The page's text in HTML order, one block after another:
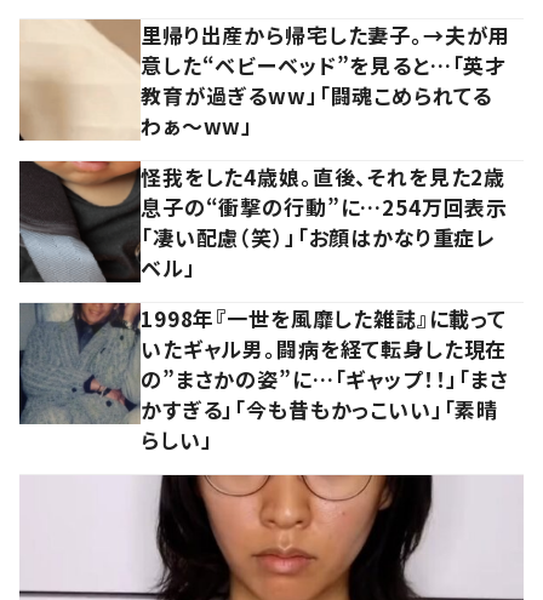
里帰り出産から帰宅した妻子。→夫が用
意した“ベビーベッド”を見ると…「英才
教育が過ぎるww」「闘魂こめられてる
わぁ～ww」
怪我をした4歳娘。直後、それを見た2歳
息子の“衝撃の行動”に…254万回表示
「凄い配慮（笑）」「お顔はかなり重症レ
ベル」
1998年『一世を風靡した雑誌』に載って
いたギャル男。闘病を経て転身した現在
の”まさかの姿”に…「ギャップ！！」「まさ
かすぎる」「今も昔もかっこいい」「素晴
らしい」